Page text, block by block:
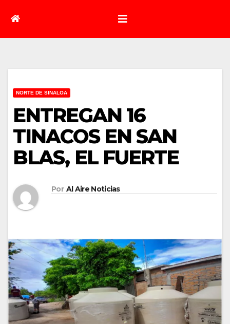
NORTE DE SINALOA
ENTREGAN 16
TINACOS EN SAN
BLAS, EL FUERTE
Por Al Aire Noticias